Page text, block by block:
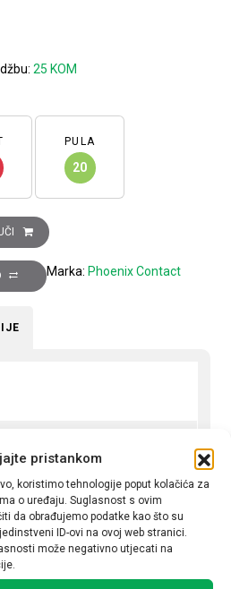
pristankom
koristimo tehnologije poput kolačića za
o uređaju. Suglasnost s ovim
da obrađujemo podatke kao što su
ID-ovi na ovoj web stranici.
može negativno utjecati na
25 KOM
PULA
20
NS 35/15 UNPERF 2000MM, NS 35/
Marka: Phoenix Contact